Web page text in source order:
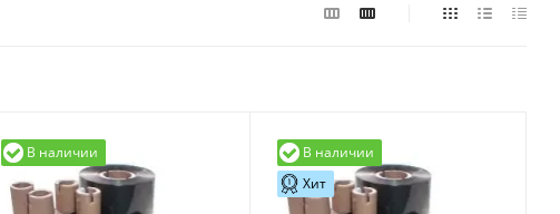
В наличии
В наличии
Хит